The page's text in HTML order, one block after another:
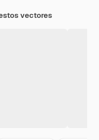
vectores